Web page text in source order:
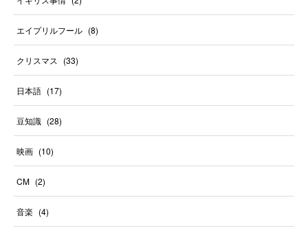
エイプリルフール (8)
クリスマス (33)
日本語 (17)
豆知識 (28)
映画 (10)
CM (2)
音楽 (4)